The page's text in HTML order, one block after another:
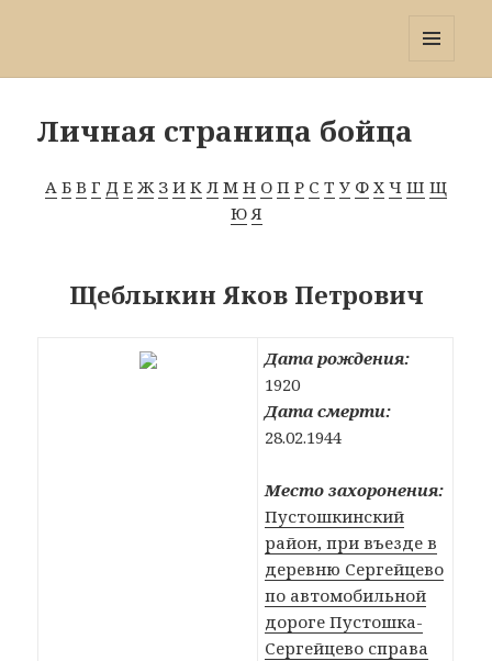
Личная страница бойца
А Б В Г Д Е Ж З И К Л М Н О П Р С Т У Ф Х Ч Ш Щ
Ю Я
Щеблыкин Яков Петрович
Дата рождения:
1920
Дата смерти:
28.02.1944
Место захоронения:
Пустошкинский
район, при въезде в
деревню Сергейцево
по автомобильной
дороге Пустошка-
Сергейцево справа